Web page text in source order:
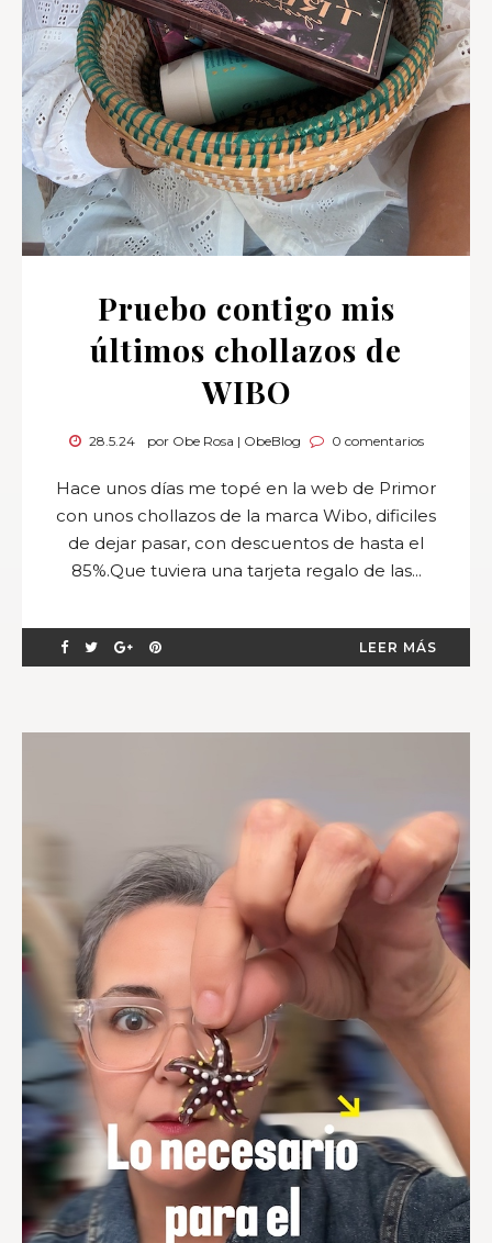
Pruebo contigo mis
últimos chollazos de
WIBO
28.5.24 por Obe Rosa | ObeBlog 0 comentarios
Hace unos días me topé en la web de Primor
con unos chollazos de la marca Wibo, dificiles
de dejar pasar, con descuentos de hasta el
85%.Que tuviera una tarjeta regalo de las...
LEER MÁS